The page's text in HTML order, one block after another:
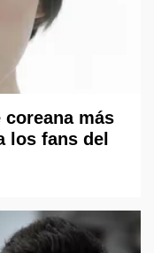
más
los fans del